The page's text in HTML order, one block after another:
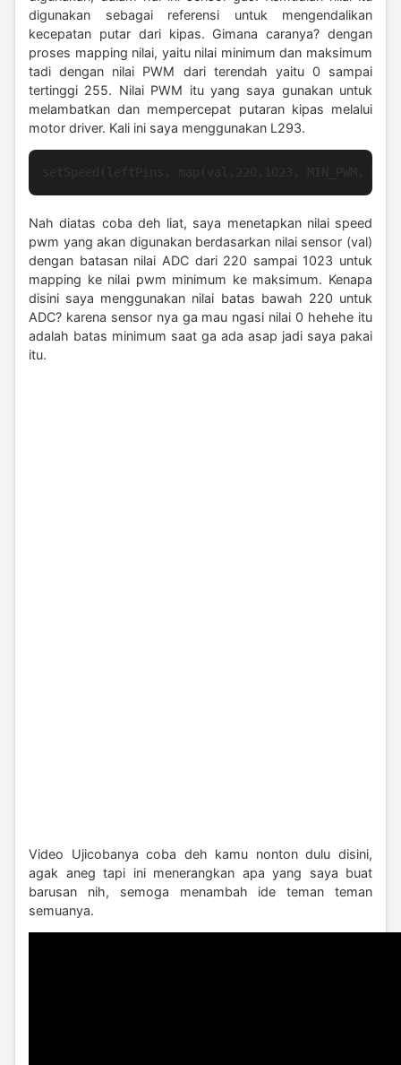
digunakan sebagai referensi untuk mengendalikan
kecepatan putar dari kipas. Gimana caranya? dengan
proses mapping nilai, yaitu nilai minimum dan maksimum
tadi dengan nilai PWM dari terendah yaitu 0 sampai
tertinggi 255. Nilai PWM itu yang saya gunakan untuk
melambatkan dan mempercepat putaran kipas melalui
motor driver. Kali ini saya menggunakan L293.
Nah diatas coba deh liat, saya menetapkan nilai speed
pwm yang akan digunakan berdasarkan nilai sensor (val)
dengan batasan nilai ADC dari 220 sampai 1023 untuk
mapping ke nilai pwm minimum ke maksimum. Kenapa
disini saya menggunakan nilai batas bawah 220 untuk
ADC? karena sensor nya ga mau ngasi nilai 0 hehehe itu
adalah batas minimum saat ga ada asap jadi saya pakai
itu.
Video Ujicobanya coba deh kamu nonton dulu disini,
agak aneg tapi ini menerangkan apa yang saya buat
barusan nih, semoga menambah ide teman teman
semuanya.